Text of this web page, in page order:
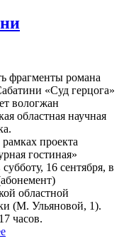
фрагменты романа
«Суд герцога»
вологжан
областная научная
проекта
гостиная»
16 сентября, в
областной
(М. Ульяновой, 1).
часов.